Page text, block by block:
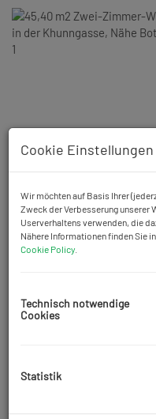
Cookie Einstellungen
Wir möchten auf Basis Ihrer
Zweck der Verbesserung unserer
Userverhaltens verwenden, die
Nähere Informationen finden Sie
Cookie Policy
Technisch notwendige
Cookies
Statistik